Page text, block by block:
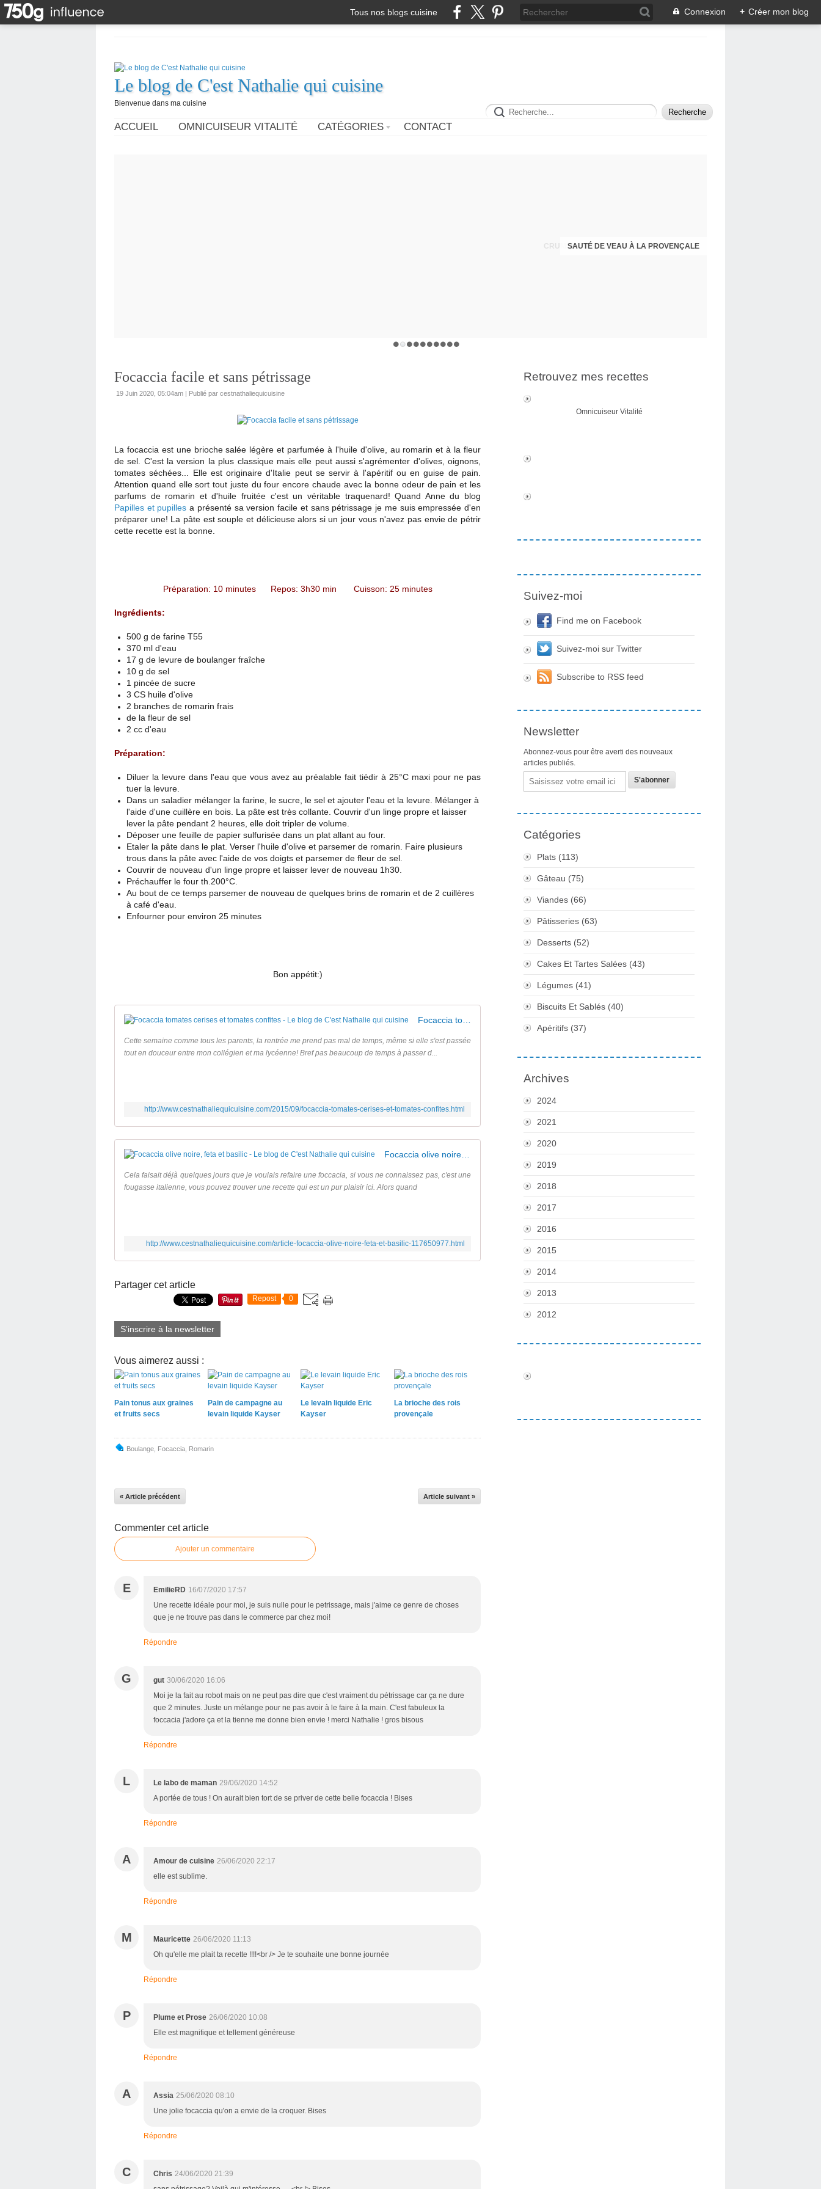
Tous nos blogs cuisine Connexion + Créer mon blog
Le blog de C'est Nathalie qui cuisine
Bienvenue dans ma cuisine
ACCUEIL OMNICUISEUR VITALITÉ CATÉGORIES CONTACT
SAUTÉ DE VEAU À LA PROVENÇALE
Focaccia facile et sans pétrissage
19 Juin 2020, 05:04am | Publié par cestnathaliequicuisine
La focaccia est une brioche salée légère et parfumée à l'huile d'olive, au romarin et à la fleur
de sel. C'est la version la plus classique mais elle peut aussi s'agrémenter d'olives, oignons,
tomates séchées... Elle est originaire d'Italie peut se servir à l'apéritif ou en guise de pain.
Attention quand elle sort tout juste du four encore chaude avec la bonne odeur de pain et les
parfums de romarin et d'huile fruitée c'est un véritable traquenard! Quand Anne du blog
Papilles et pupilles a présenté sa version facile et sans pétrissage je me suis empressée d'en
préparer une! La pâte est souple et délicieuse alors si un jour vous n'avez pas envie de pétrir
cette recette est la bonne.
Préparation: 10 minutes Repos: 3h30 min Cuisson: 25 minutes
Ingrédients:
500 g de farine T55
370 ml d'eau
17 g de levure de boulanger fraîche
10 g de sel
1 pincée de sucre
3 CS huile d'olive
2 branches de romarin frais
de la fleur de sel
2 cc d'eau
Préparation:
Diluer la levure dans l'eau que vous avez au préalable fait tiédir à 25°C maxi pour ne pas
tuer la levure.
Dans un saladier mélanger la farine, le sucre, le sel et ajouter l'eau et la levure. Mélanger à
l'aide d'une cuillère en bois. La pâte est très collante. Couvrir d'un linge propre et laisser
lever la pâte pendant 2 heures, elle doit tripler de volume.
Déposer une feuille de papier sulfurisée dans un plat allant au four.
Etaler la pâte dans le plat. Verser l'huile d'olive et parsemer de romarin. Faire plusieurs
trous dans la pâte avec l'aide de vos doigts et parsemer de fleur de sel.
Couvrir de nouveau d'un linge propre et laisser lever de nouveau 1h30.
Préchauffer le four th.200°C.
Au bout de ce temps parsemer de nouveau de quelques brins de romarin et de 2 cuillères
à café d'eau.
Enfourner pour environ 25 minutes
Bon appétit:)
Cette semaine comme tous les parents, la rentrée me prend pas mal de temps, même si elle s'est passée
tout en douceur entre mon collégien et ma lycéenne! Bref pas beaucoup de temps à passer d...
http://www.cestnathaliequicuisine.com/2015/09/focaccia-tomates-cerises-et-tomates-confites.html
Cela faisait déjà quelques jours que je voulais refaire une foccacia, si vous ne connaissez pas, c'est une
fougasse italienne, vous pouvez trouver une recette qui est un pur plaisir ici. Alors quand
http://www.cestnathaliequicuisine.com/article-focaccia-olive-noire-feta-et-basilic-117650977.html
Partager cet article
Repost 0
S'inscrire à la newsletter
Vous aimerez aussi :
Pain tonus aux graines
et fruits secs
Pain de campagne au
levain liquide Kayser
Le levain liquide Eric
Kayser
La brioche des rois
provençale
Boulange Focaccia Romarin
« Article précédent Article suivant »
Commenter cet article
Ajouter un commentaire
E EmilieRD 16/07/2020 17:57
Une recette idéale pour moi, je suis nulle pour le petrissage, mais j'aime ce genre de choses
que je ne trouve pas dans le commerce par chez moi!
Répondre
G gut 30/06/2020 16:06
Moi je la fait au robot mais on ne peut pas dire que c'est vraiment du pétrissage car ça ne dure
que 2 minutes. Juste un mélange pour ne pas avoir à le faire à la main. C'est fabuleux la
foccacia j'adore ça et la tienne me donne bien envie ! merci Nathalie ! gros bisous
Répondre
L Le labo de maman 29/06/2020 14:52
A portée de tous ! On aurait bien tort de se priver de cette belle focaccia ! Bises
Répondre
A Amour de cuisine 26/06/2020 22:17
elle est sublime.
Répondre
M Mauricette 26/06/2020 11:13
Oh qu'elle me plait ta recette !!!!<br /> Je te souhaite une bonne journée
Répondre
P Plume et Prose 26/06/2020 10:08
Elle est magnifique et tellement généreuse
Répondre
A Assia 25/06/2020 08:10
Une jolie focaccia qu'on a envie de la croquer. Bises
Répondre
C Chris 24/06/2020 21:39
Retrouvez mes recettes
Omnicuiseur Vitalité
Suivez-moi
Find me on Facebook
Suivez-moi sur Twitter
Subscribe to RSS feed
Newsletter
Abonnez-vous pour être averti des nouveaux
articles publiés.
Email
Catégories
Plats (113)
Gâteau (75)
Viandes (66)
Pâtisseries (63)
Desserts (52)
Cakes Et Tartes Salées (43)
Légumes (41)
Biscuits Et Sablés (40)
Apéritifs (37)
Archives
2024
2021
2020
2019
2018
2017
2016
2015
2014
2013
2012